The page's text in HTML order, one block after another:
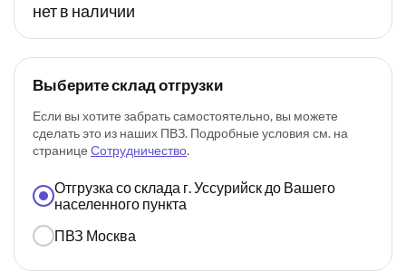
нет в наличии
Выберите склад отгрузки
Если вы хотите забрать самостоятельно, вы можете
сделать это из наших ПВЗ. Подробные условия см. на
странице Сотрудничество.
Отгрузка со склада г. Уссурийск до Вашего
населенного пункта
ПВЗ Москва